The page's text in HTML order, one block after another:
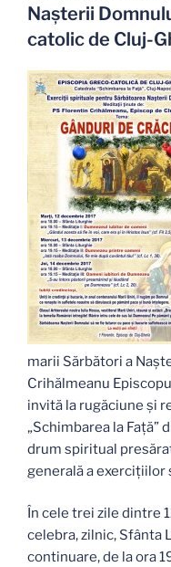
Nașterii
catolic de Cluj-
marii Sărbători a
Crihălmeanu
invită la rugăciune şi
„Schimbarea la Faţă”
drum spiritual
generală a
În cele trei zile dintre
celebra, zilnic, Sfânta
continuare, de la ora